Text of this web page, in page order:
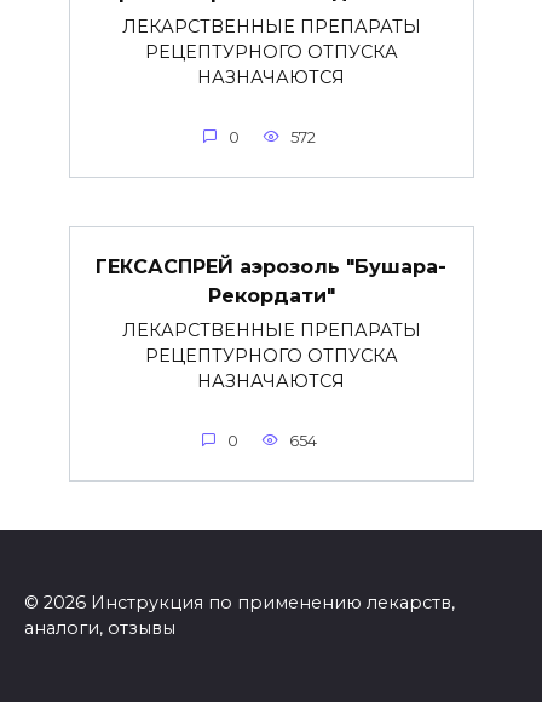
ЛЕКАРСТВЕННЫЕ ПРЕПАРАТЫ
РЕЦЕПТУРНОГО ОТПУСКА
НАЗНАЧАЮТСЯ
0 572
ГЕКСАСПРЕЙ аэрозоль "Бушара-
Рекордати"
ЛЕКАРСТВЕННЫЕ ПРЕПАРАТЫ
РЕЦЕПТУРНОГО ОТПУСКА
НАЗНАЧАЮТСЯ
0 654
© 2026 Инструкция по применению лекарств,
аналоги, отзывы